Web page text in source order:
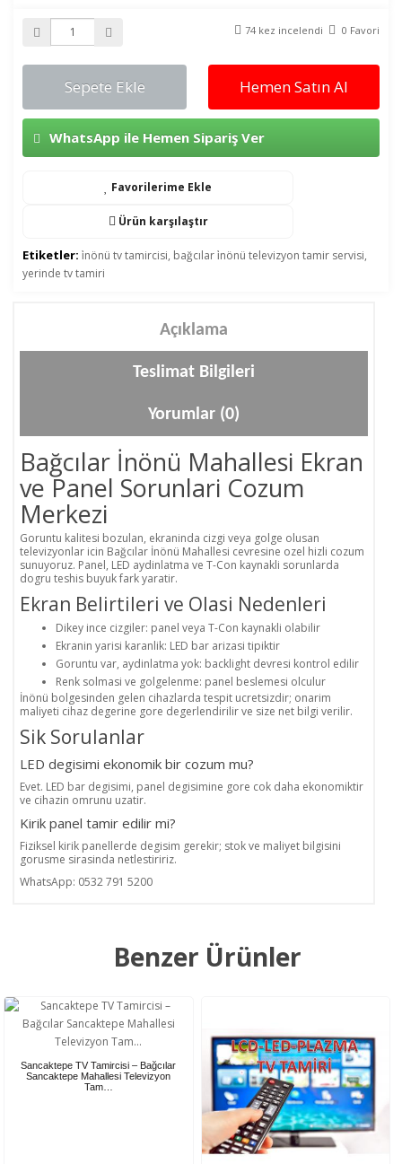
74 kez incelendi 0 Favori
Sepete Ekle Hemen Satın Al
WhatsApp ile Hemen Sipariş Ver
Favorilerime Ekle
Ürün karşılaştır
Etiketler: i̇nönü tv tamircisi, bağcılar i̇nönü televizyon tamir servisi,
yerinde tv tamiri
Açıklama
Teslimat Bilgileri
Yorumlar (0)
Bağcılar İnönü Mahallesi Ekran
ve Panel Sorunlari Cozum
Merkezi
Goruntu kalitesi bozulan, ekraninda cizgi veya golge olusan
televizyonlar icin Bağcılar İnönü Mahallesi cevresine ozel hizli cozum
sunuyoruz. Panel, LED aydinlatma ve T-Con kaynakli sorunlarda
dogru teshis buyuk fark yaratir.
Ekran Belirtileri ve Olasi Nedenleri
Dikey ince cizgiler: panel veya T-Con kaynakli olabilir
Ekranin yarisi karanlik: LED bar arizasi tipiktir
Goruntu var, aydinlatma yok: backlight devresi kontrol edilir
Renk solmasi ve golgelenme: panel beslemesi olculur
İnönü bolgesinden gelen cihazlarda tespit ucretsizdir; onarim
maliyeti cihaz degerine gore degerlendirilir ve size net bilgi verilir.
Sik Sorulanlar
LED degisimi ekonomik bir cozum mu?
Evet. LED bar degisimi, panel degisimine gore cok daha ekonomiktir
ve cihazin omrunu uzatir.
Kirik panel tamir edilir mi?
Fiziksel kirik panellerde degisim gerekir; stok ve maliyet bilgisini
gorusme sirasinda netlestiririz.
WhatsApp: 0532 791 5200
Benzer Ürünler
Sancaktepe TV Tamircisi – Bağcılar
Sancaktepe Mahallesi Televizyon
Tam…